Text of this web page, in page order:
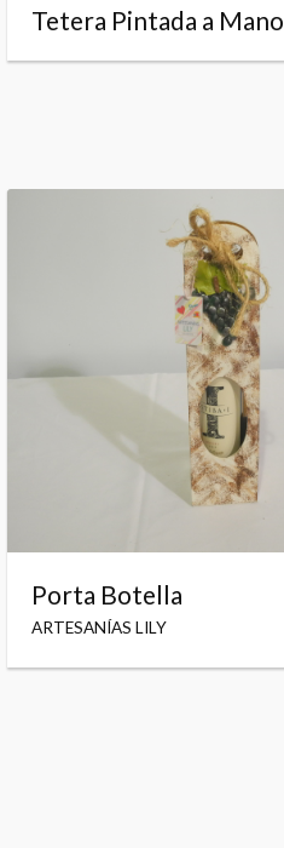
Tetera Pintada a Mano
Porta Botella
ARTESANÍAS LILY